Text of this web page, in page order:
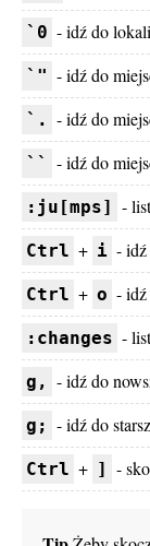
`0 - idź do
`" - idź do
`. - idź do
`` - idź do
:ju[mps] -
Ctrl + i -
Ctrl + o -
:changes -
g, - idź do
g; - idź do
Ctrl + ] -